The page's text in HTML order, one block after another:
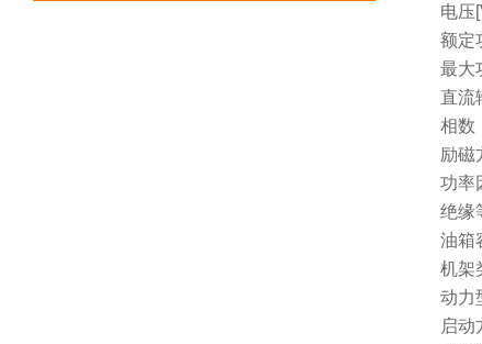
电压
额定
最大
直流
相数
励磁
功率
绝缘
油箱
机架
动力
启动